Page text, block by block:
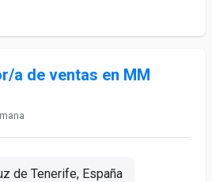
a de ventas en MM
de Tenerife, España